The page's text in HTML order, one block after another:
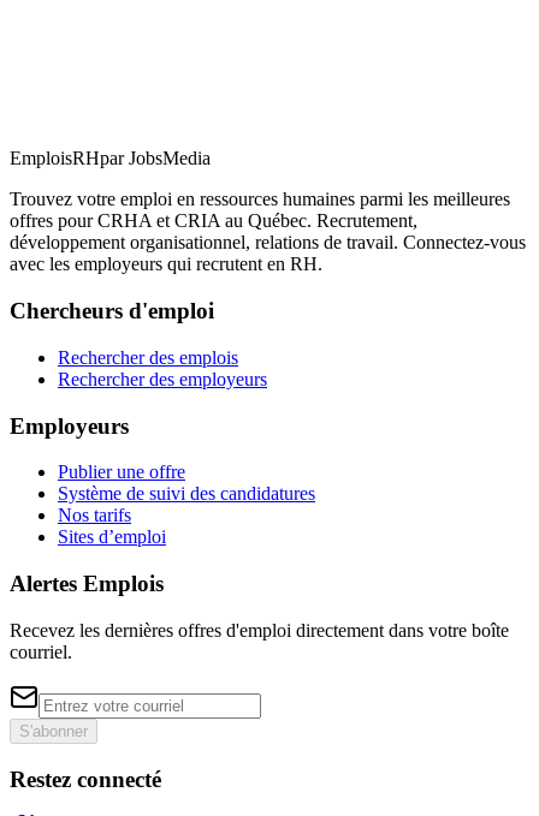
EmploisRHpar JobsMedia
Trouvez votre emploi en ressources humaines parmi les meilleures
offres pour CRHA et CRIA au Québec. Recrutement,
développement organisationnel, relations de travail. Connectez-vous
avec les employeurs qui recrutent en RH.
Chercheurs d'emploi
Rechercher des emplois
Rechercher des employeurs
Employeurs
Publier une offre
Système de suivi des candidatures
Nos tarifs
Sites d’emploi
Alertes Emplois
Recevez les dernières offres d'emploi directement dans votre boîte
courriel.
S'abonner
Restez connecté